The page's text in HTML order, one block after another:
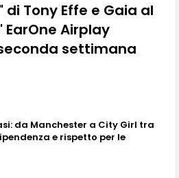
di Tony Effe e Gaia al
Airplay
settimana
da Manchester a City Girl tra
e rispetto per le